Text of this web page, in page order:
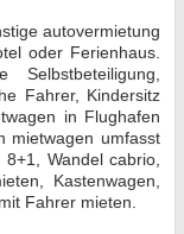
autovermietung
oder Ferienhaus.
Fahrer, Kindersitz
in Flughafen
mietwagen umfasst
Wandel cabrio,
Kastenwagen,
Fahrer mieten.